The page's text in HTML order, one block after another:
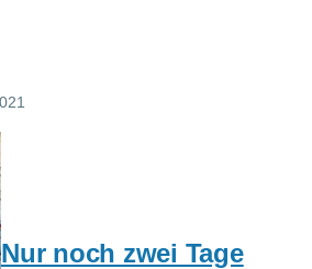
Nur noch zwei Tage